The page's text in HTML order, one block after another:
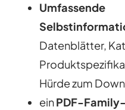
Umfassende
Datenblätter,
Hürde zum
einPDF-